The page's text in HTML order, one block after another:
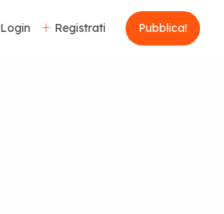
Login Registrati Pubblica!